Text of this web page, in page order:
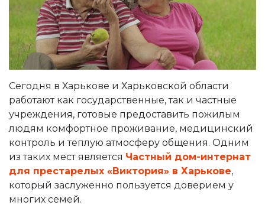
Сегодня в Харькове и Харьковской области
работают как государственные, так и частные
учреждения, готовые предоставить пожилым
людям комфортное проживание, медицинский
контроль и теплую атмосферу общения. Одним
из таких мест является Частный дом-интернат
для престарелых «Виктория» в Харькове,
который заслуженно пользуется доверием у
многих семей.